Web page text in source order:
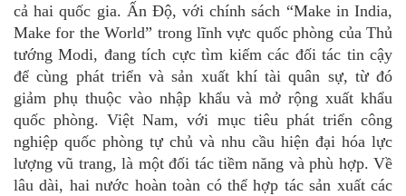
cả hai quốc gia. Ấn Độ, với chính sách “Make in India,
Make for the World” trong lĩnh vực quốc phòng của Thủ
tướng Modi, đang tích cực tìm kiếm các đối tác tin cậy
để cùng phát triển và sản xuất khí tài quân sự, từ đó
giảm phụ thuộc vào nhập khẩu và mở rộng xuất khẩu
quốc phòng. Việt Nam, với mục tiêu phát triển công
nghiệp quốc phòng tự chủ và nhu cầu hiện đại hóa lực
lượng vũ trang, là một đối tác tiềm năng và phù hợp. Về
lâu dài, hai nước hoàn toàn có thể hợp tác sản xuất các